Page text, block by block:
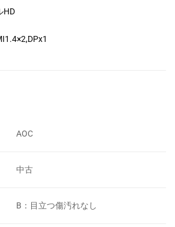
HD
AOC
中古
B：目立つ傷汚れなし